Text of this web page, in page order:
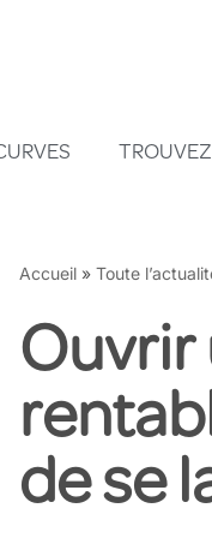
Accueil» Toute
Ouvrir
de se